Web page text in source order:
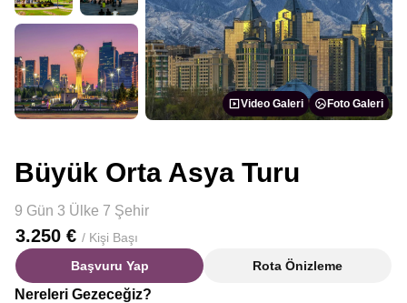
Video Galeri Foto Galeri
Büyük Orta Asya Turu
9 Gün 3 Ülke 7 Şehir
3.250 € / Kişi Başı
Başvuru Yap
Rota Önizleme
Nereleri Gezeceğiz?